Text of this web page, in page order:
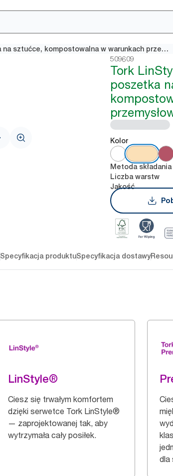
Tork LinStyle® kremowa poszetka na sztućce, kompostowalna w warunkach przemysłowych
509609
Tork
poszetka
Kolor
Metoda składania
Liczba warstw
Jakość
Specyfikacja produktuSpecyfikacja dostawy
LinStyle®
Ciesz się trwałym komfortem
dzięki serwetce Tork LinStyle®
— zaprojektowanej tak, aby
wytrzymała cały posiłek.
dla